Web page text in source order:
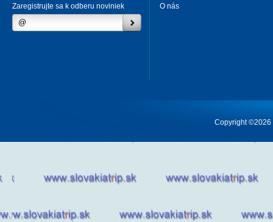
Zaregistrujte sa k odberu noviniek O nás
Copyright ©2026